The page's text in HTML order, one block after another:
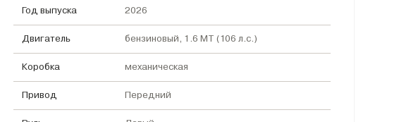
Год выпуска 2026
Двигатель бензиновый, 1.6 MT (106 л.с.)
Коробка механическая
Привод Передний